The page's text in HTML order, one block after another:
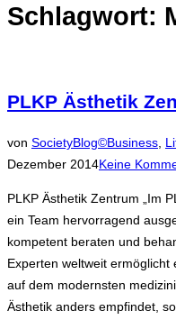
Navigation
umschalten
Schlagwort:
PLKP Ästhetik
von SocietyBlog©Business
Dezember 2014Keine
PLKP Ästhetik Zentrum „Im
ein Team hervorragend
kompetent beraten und
Experten weltweit
auf dem modernsten
Ästhetik anders empfindet,